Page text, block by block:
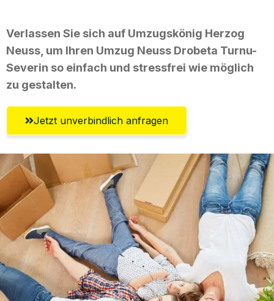
Verlassen Sie sich auf Umzugskönig Herzog
Neuss, um Ihren Umzug Neuss Drobeta Turnu-
Severin so einfach und stressfrei wie möglich
zu gestalten.
Jetzt unverbindlich anfragen